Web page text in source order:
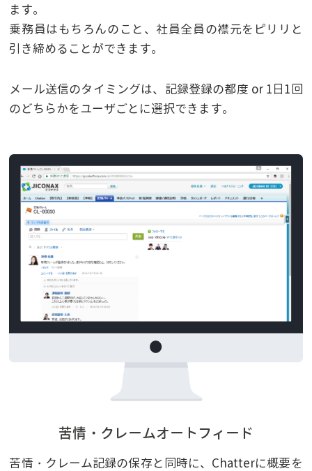
ます。
乗務員はもちろんのこと、社員全員の襟元をピリリと
引き締めることができます。
メール送信のタイミングは、記録登録の都度 or 1日1回
のどちらかをユーザごとに選択できます。
苦情・クレームオートフィード
苦情・クレーム記録の保存と同時に、Chatterに概要を